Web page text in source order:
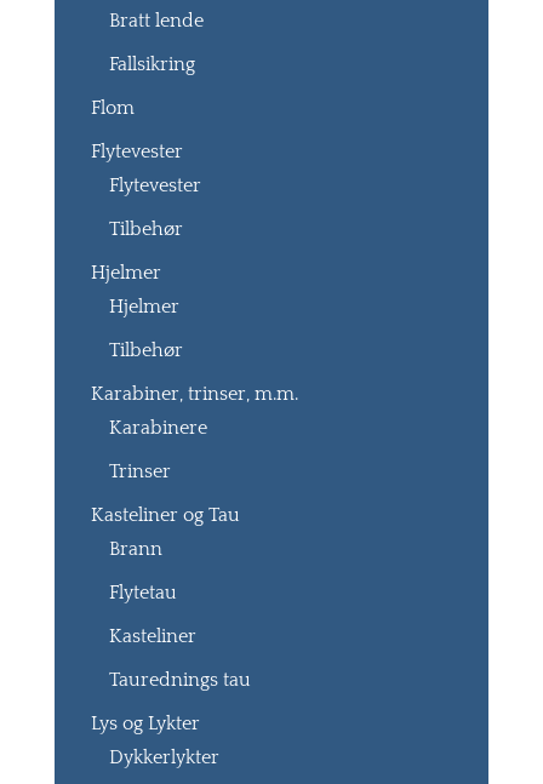
Bratt lende
Fallsikring
Flom
Flytevester
Flytevester
Tilbehør
Hjelmer
Hjelmer
Tilbehør
Karabiner, trinser, m.m.
Karabinere
Trinser
Kasteliner og Tau
Brann
Flytetau
Kasteliner
Taurednings tau
Lys og Lykter
Dykkerlykter